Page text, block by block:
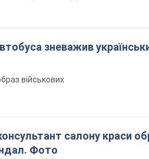
зневажив
військових
салону краси
Фото